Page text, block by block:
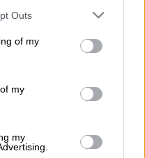
one or more Google
You may click to
its third-party tags to
in below Google
Outs
of my
my
my
Παραλιακή:
να έκανε